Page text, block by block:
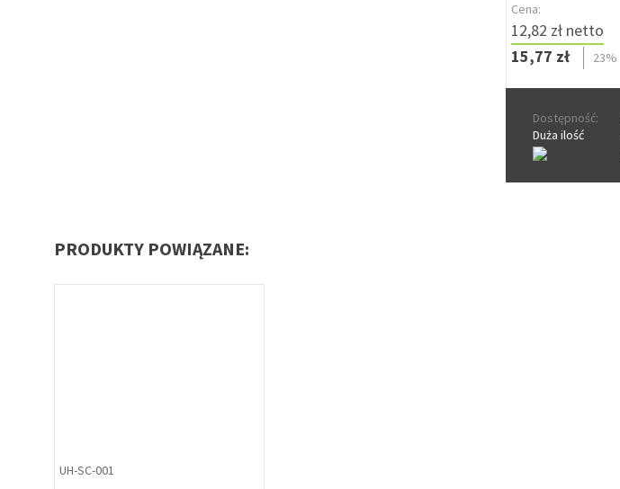
Cena:
12,82 zł netto
15,77 zł
23%
Dostępność:
Duża ilość
PRODUKTY POWIĄZANE:
UH-SC-001